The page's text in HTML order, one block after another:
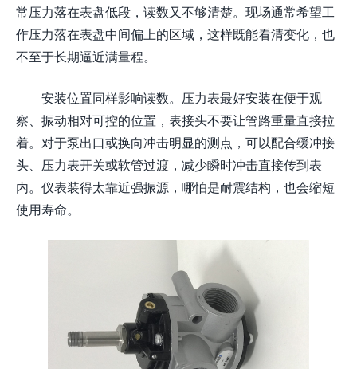
常压力落在表盘低段，读数又不够清楚。现场通常希望工
作压力落在表盘中间偏上的区域，这样既能看清变化，也
不至于长期逼近满量程。
安装位置同样影响读数。压力表最好安装在便于观
察、振动相对可控的位置，表接头不要让管路重量直接拉
着。对于泵出口或换向冲击明显的测点，可以配合缓冲接
头、压力表开关或软管过渡，减少瞬时冲击直接传到表
内。仪表装得太靠近强振源，哪怕是耐震结构，也会缩短
使用寿命。